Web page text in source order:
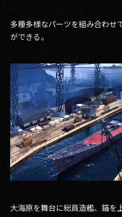
多種多様なパーツを組み合わせ
ができる。
大海原を舞台に総員造艦、錨を